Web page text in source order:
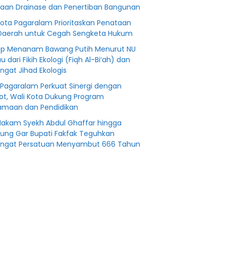
Drainase dan Penertiban Bangunan
Pagaralam Prioritaskan Penataan
untuk Cegah Sengketa Hukum
Menanam Bawang Putih Menurut NU
dari Fikih Ekologi (Fiqh Al-Bi’ah) dan
Jihad Ekologis
Pagaralam Perkuat Sinergi dengan
Wali Kota Dukung Program
dan Pendidikan
Syekh Abdul Ghaffar hingga
Gar Bupati Fakfak Teguhkan
Persatuan Menyambut 666 Tahun